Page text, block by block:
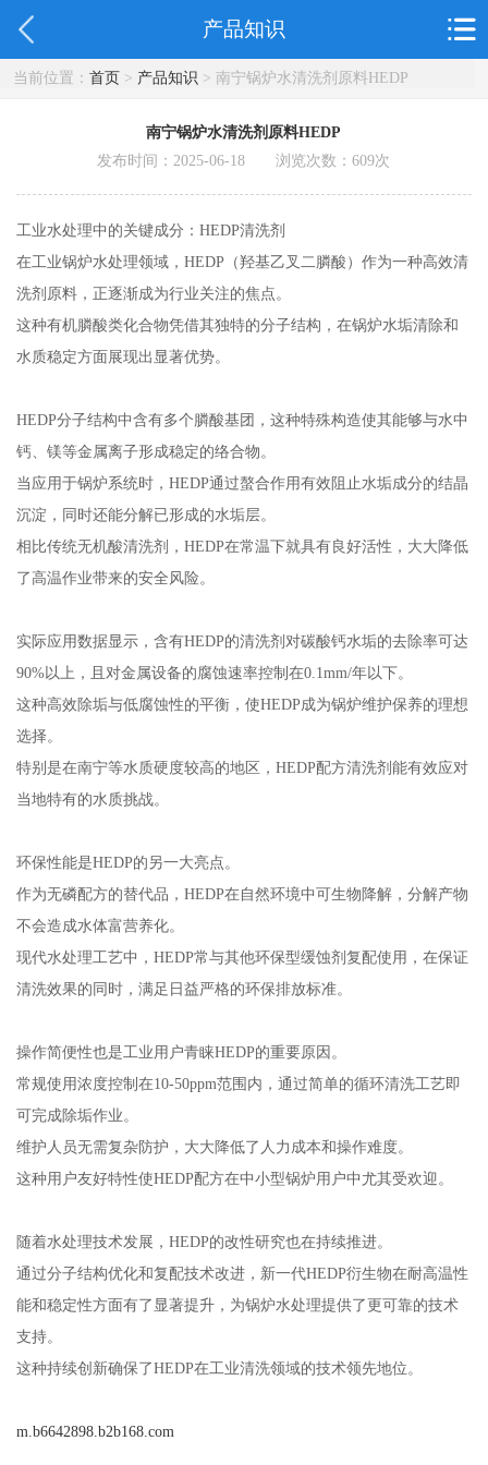
产品知识
当前位置： 首页> 产品知识 > 南宁锅炉水清洗剂原料HEDP
南宁锅炉水清洗剂原料HEDP
发布时间：2025-06-18 浏览次数：609次
工业水处理中的关键成分：HEDP清洗剂
在工业锅炉水处理领域，HEDP（羟基乙叉二膦酸）作为一种高效清
洗剂原料，正逐渐成为行业关注的焦点。
这种有机膦酸类化合物凭借其独特的分子结构，在锅炉水垢清除和
水质稳定方面展现出显著优势。
HEDP分子结构中含有多个膦酸基团，这种特殊构造使其能够与水中
钙、镁等金属离子形成稳定的络合物。
当应用于锅炉系统时，HEDP通过螯合作用有效阻止水垢成分的结晶
沉淀，同时还能分解已形成的水垢层。
相比传统无机酸清洗剂，HEDP在常温下就具有良好活性，大大降低
了高温作业带来的安全风险。
实际应用数据显示，含有HEDP的清洗剂对碳酸钙水垢的去除率可达
90%以上，且对金属设备的腐蚀速率控制在0.1mm/年以下。
这种高效除垢与低腐蚀性的平衡，使HEDP成为锅炉维护保养的理想
选择。
特别是在南宁等水质硬度较高的地区，HEDP配方清洗剂能有效应对
当地特有的水质挑战。
环保性能是HEDP的另一大亮点。
作为无磷配方的替代品，HEDP在自然环境中可生物降解，分解产物
不会造成水体富营养化。
现代水处理工艺中，HEDP常与其他环保型缓蚀剂复配使用，在保证
清洗效果的同时，满足日益严格的环保排放标准。
操作简便性也是工业用户青睐HEDP的重要原因。
常规使用浓度控制在10-50ppm范围内，通过简单的循环清洗工艺即
可完成除垢作业。
维护人员无需复杂防护，大大降低了人力成本和操作难度。
这种用户友好特性使HEDP配方在中小型锅炉用户中尤其受欢迎。
随着水处理技术发展，HEDP的改性研究也在持续推进。
通过分子结构优化和复配技术改进，新一代HEDP衍生物在耐高温性
能和稳定性方面有了显著提升，为锅炉水处理提供了更可靠的技术
支持。
这种持续创新确保了HEDP在工业清洗领域的技术领先地位。
m.b6642898.b2b168.com